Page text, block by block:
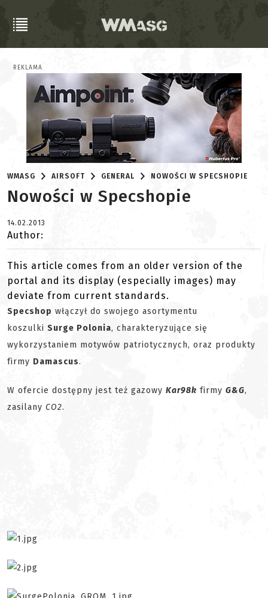
REKLAMA
WMASG AIRSOFT GENERAL NOWOŚCI W SPECSHOPIE
Nowości w Specshopie
14.02.2013
Author:
This article comes from an older version of the
portal and its display (especially images) may
deviate from current standards.
Specshop włączył do swojego asortymentu
koszulki Surge Polonia, charakteryzujące się
wykorzystaniem motywów patriotycznych, oraz produkty
firmy Damascus.
W ofercie dostępny jest też gazowy Kar98k firmy G&G,
zasilany CO2.